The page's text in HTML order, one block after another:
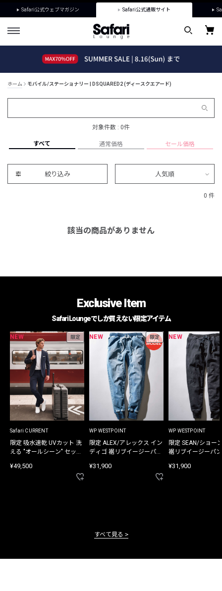
Safari公式ウェブマガジン Safari公式通販サイト
ホーム モバイル/ステーショナリー | DSQUARED2 (ディースクエアード)
対象件数 : 0件
すべて 通常価格 セール価格
絞り込み 人気順
0 件
該当の商品がありません
Exclusive Item
Safari Loungeでしか買えない限定アイテム
NEW 限定
Safari CURRENT
限定 吸水速乾 UVカット 洗
える "オールシーン" セット
¥49,500
NEW 限定
WP WESTPOINT
限定 ALEX/アレックス イン
ディゴ 裾リブイージーパン
¥31,900
NEW
WP WESTPOINT
限定 SEAN/ショー
裾リブイージーパ
¥31,900
すべて見る